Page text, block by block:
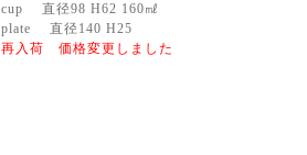
cup 直径98 H62 160㎖
plate 直径140 H25
再入荷 価格変更しました